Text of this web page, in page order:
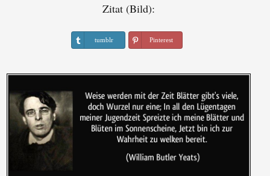
Zitat (Bild):
tumblr Pinterest